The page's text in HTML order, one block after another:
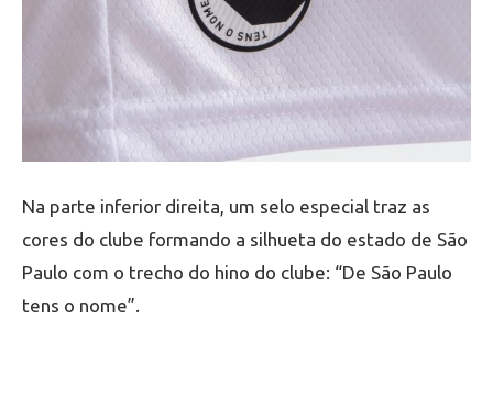
Na parte inferior direita, um selo especial traz as
cores do clube formando a silhueta do estado de São
Paulo com o trecho do hino do clube: “De São Paulo
tens o nome”.